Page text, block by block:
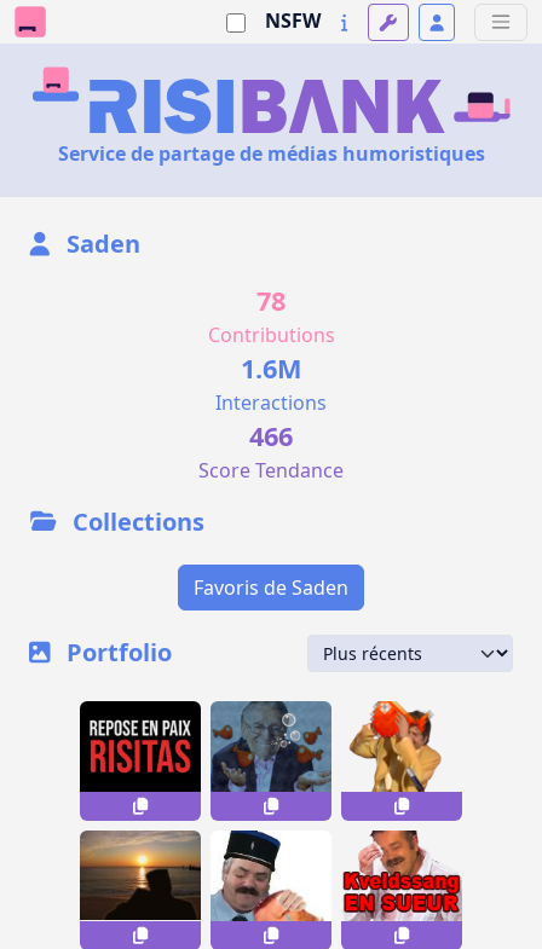
NSFW
Service de partage de médias humoristiques
Saden
78
Contributions
1.6M
Interactions
466
Score Tendance
Collections
Favoris de Saden
Portfolio